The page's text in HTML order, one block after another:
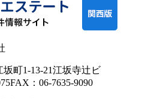
町1-13-21江坂寺辻ビ
FAX：06-7635-9090